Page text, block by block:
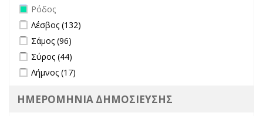
Remove Ρόδος filter
Ρόδος
Apply Λέσβος filter
Λέσβος (132)
Apply Σάμος filter
Σάμος (96)
Apply Σύρος filter
Σύρος (44)
Apply Λήμνος filter
Λήμνος (17)
ΗΜΕΡΟΜΗΝΙΑ ΔΗΜΟΣΙΕΥΣΗΣ